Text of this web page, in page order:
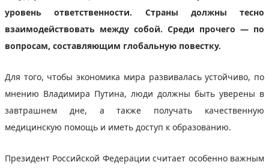
уровень ответственности. Страны должны тесно
взаимодействовать между собой. Среди прочего — по
вопросам, составляющим глобальную повестку.
Для того, чтобы экономика мира развивалась устойчиво, по
мнению Владимира Путина, люди должны быть уверены в
завтрашнем дне, а также получать качественную
медицинскую помощь и иметь доступ к образованию.
Президент Российской Федерации считает особенно важным